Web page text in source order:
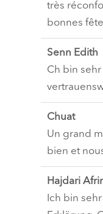
très
bonnes
Senn Edith
Ch bin
Chuat
Un grand
bien et
Hajdari
Ich bin